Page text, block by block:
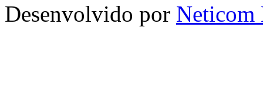
Desenvolvido por Neticom